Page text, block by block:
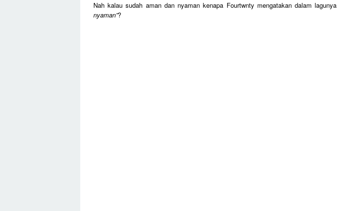
Nah kalau sudah aman dan nyaman kenapa Fourtwnty mengatakan dalam lagunya
nyaman”?